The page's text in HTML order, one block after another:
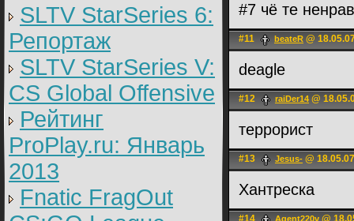
SLTV StarSeries 6:
Репортаж
SLTV StarSeries V:
CS Global Offensive
Рейтинг
ProPlay.ru: Январь
2013
Fnatic FragOut
#7 чё те
#11 beateR @
deagle
#12 raiDer14 @
террорист
#13 Jesus- @
Хантреска
#14 Agent220v @